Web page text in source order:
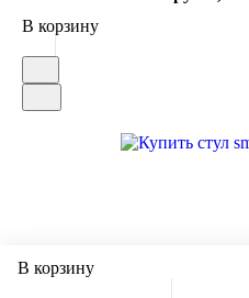
В корзину
В корзину